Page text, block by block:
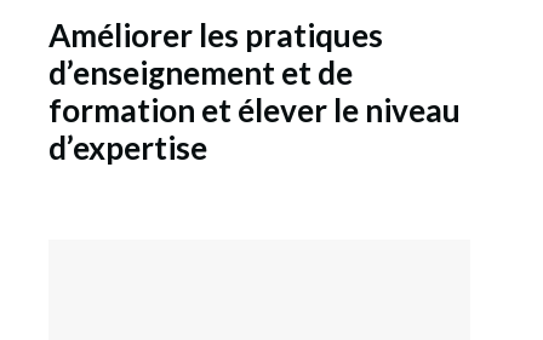
Améliorer les pratiques
d’enseignement et de
formation et élever le niveau
d’expertise